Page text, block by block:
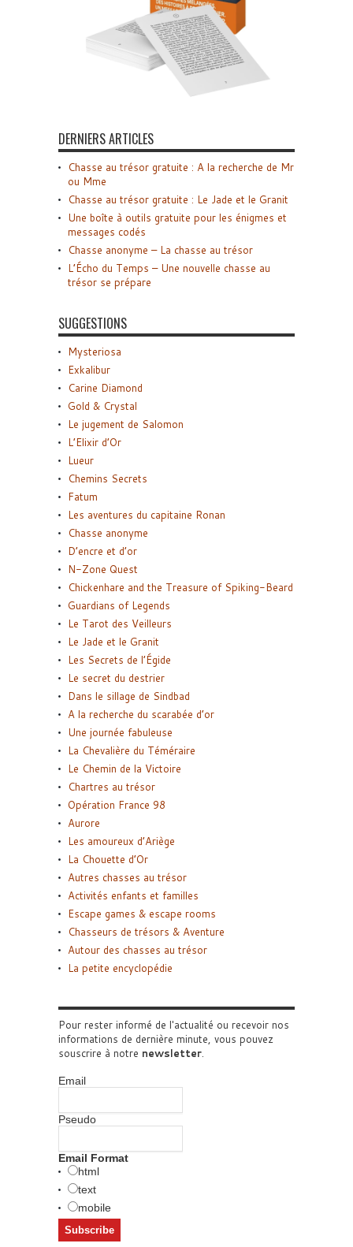
DERNIERS ARTICLES
Chasse au trésor gratuite : A la recherche de Mr
ou Mme
Chasse au trésor gratuite : Le Jade et le Granit
Une boîte à outils gratuite pour les énigmes et
messages codés
Chasse anonyme – La chasse au trésor
L’Écho du Temps – Une nouvelle chasse au
trésor se prépare
SUGGESTIONS
Mysteriosa
Exkalibur
Carine Diamond
Gold & Crystal
Le jugement de Salomon
L’Elixir d’Or
Lueur
Chemins Secrets
Fatum
Les aventures du capitaine Ronan
Chasse anonyme
D’encre et d’or
N-Zone Quest
Chickenhare and the Treasure of Spiking-Beard
Guardians of Legends
Le Tarot des Veilleurs
Le Jade et le Granit
Les Secrets de l’Égide
Le secret du destrier
Dans le sillage de Sindbad
A la recherche du scarabée d’or
Une journée fabuleuse
La Chevalière du Téméraire
Le Chemin de la Victoire
Chartres au trésor
Opération France 98
Aurore
Les amoureux d’Ariège
La Chouette d’Or
Autres chasses au trésor
Activités enfants et familles
Escape games & escape rooms
Chasseurs de trésors & Aventure
Autour des chasses au trésor
La petite encyclopédie
Pour rester informé de l'actualité ou recevoir nos
informations de dernière minute, vous pouvez
souscrire à notre newsletter.
Email
Pseudo
Email Format
html
text
mobile